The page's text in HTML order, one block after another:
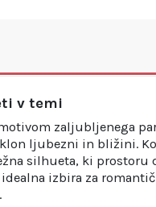
v temi
zaljubljenega
ljubezni in bližini. Ko
silhueta, ki prostoru
izbira za